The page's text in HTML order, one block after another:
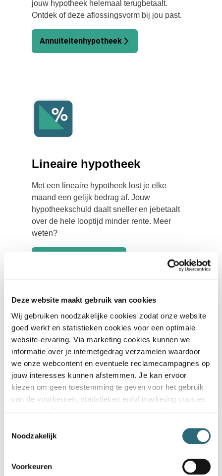
Deze website maakt gebruik van cookies
Wij gebruiken noodzakelijke cookies zodat onze website
goed werkt en statistieken cookies voor een optimale
website-ervaring. Via marketing cookies kunnen we
informatie over je internetgedrag verzamelen waardoor
we onze webcontent en eventuele reclamecampagnes op
jouw interesses kunnen afstemmen. Je kan ervoor
kiezen om geen toestemming te geven voor het gebruik
van de voorkeuren, statistieken en/of marketing cookies
Cookiebeleid
Noodzakelijk
Voorkeuren
jouw hypotheek helemaal terugbetaalt.
Ontdek of deze aflossingsvorm bij jou past.
Annuiteitenhypotheek
Lineaire hypotheek
Met een lineaire hypotheek lost je elke
maand een gelijk bedrag af. Jouw
hypotheekschuld daalt sneller en jebetaalt
over de hele looptijd minder rente. Meer
weten?
Aflossingsvrije hypotheek
Bij een aflossingsvrije hypotheek betaal je
aflossing. Aan het einde van de looptijd moet
je de hypotheek volledig terugbetalen.
Aflossingsvrije hypotheek